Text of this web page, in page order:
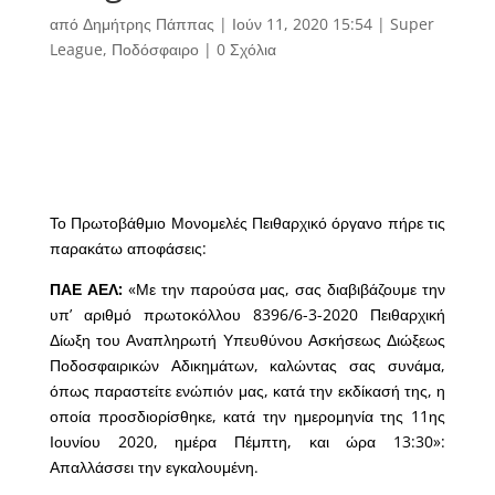
από Δημήτρης Πάππας | Ιούν 11, 2020 15:54| Super
League, Ποδόσφαιρο| 0 Σχόλια
Το Πρωτοβάθμιο Μονομελές Πειθαρχικό όργανο πήρε τις
παρακάτω αποφάσεις:
ΠΑΕ ΑΕΛ: «Με την παρούσα μας, σας διαβιβάζουμε την
υπ’ αριθμό πρωτοκόλλου 8396/6-3-2020 Πειθαρχική
Δίωξη του Αναπληρωτή Υπευθύνου Ασκήσεως Διώξεως
Ποδοσφαιρικών Αδικημάτων, καλώντας σας συνάμα,
όπως παραστείτε ενώπιόν μας, κατά την εκδίκασή της, η
οποία προσδιορίσθηκε, κατά την ημερομηνία της 11ης
Ιουνίου 2020, ημέρα Πέμπτη, και ώρα 13:30»:
Απαλλάσσει την εγκαλουμένη.